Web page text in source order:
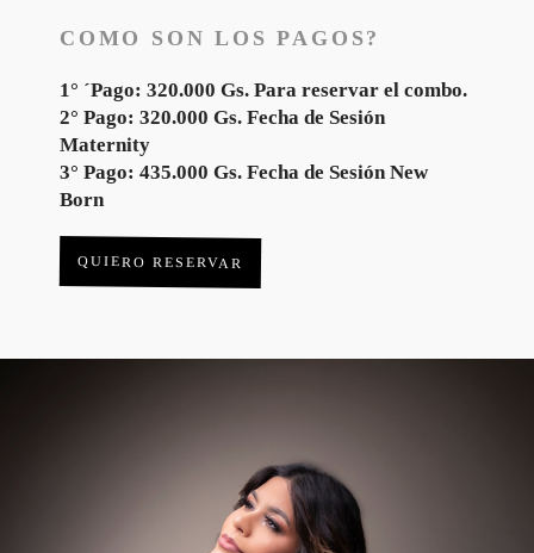
COMO SON LOS PAGOS?
1° ´Pago: 320.000 Gs. Para reservar el combo.
2° Pago: 320.000 Gs. Fecha de Sesión
Maternity
3° Pago: 435.000 Gs. Fecha de Sesión New
Born
QUIERO RESERVAR